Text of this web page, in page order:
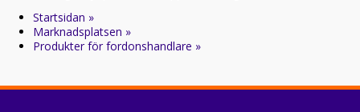
Startsidan »
Marknadsplatsen »
Produkter för fordonshandlare »